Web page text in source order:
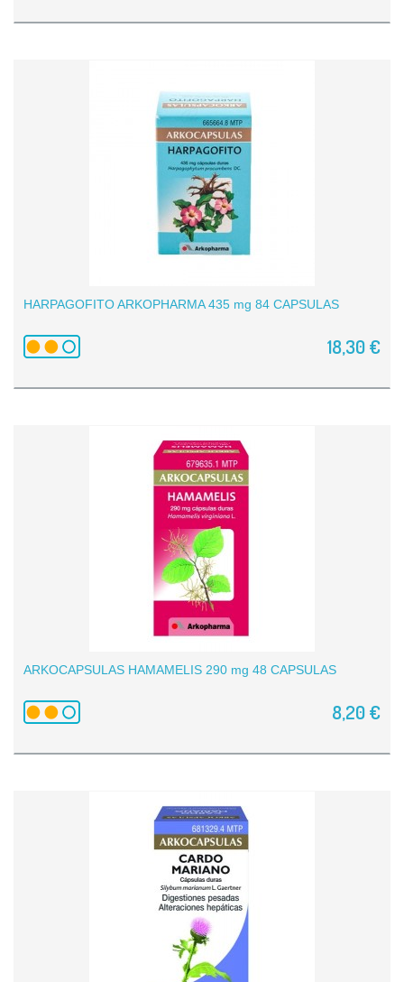
HARPAGOFITO ARKOPHARMA 435 mg 84 CAPSULAS
18,30 €
ARKOCAPSULAS HAMAMELIS 290 mg 48 CAPSULAS
8,20 €